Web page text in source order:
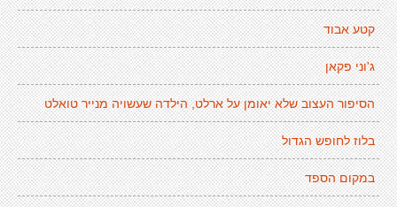
קטע אבוד
ג'וני פקאן
הסיפור העצוב שלא יאומן על ארלט, הילדה שעשויה מנייר טואלט
בלוז לחופש הגדול
במקום הספד